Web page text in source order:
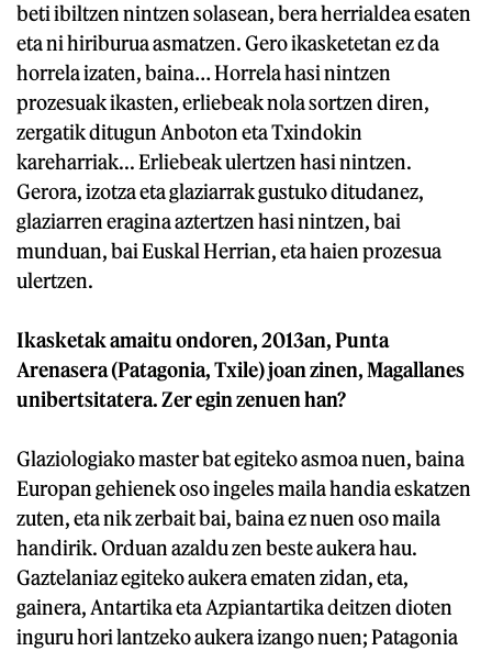
beti ibiltzen nintzen solasean, bera herrialdea esaten
eta ni hiriburua asmatzen. Gero ikasketetan ez da
horrela izaten, baina… Horrela hasi nintzen
prozesuak ikasten, erliebeak nola sortzen diren,
zergatik ditugun Anboton eta Txindokin
kareharriak... Erliebeak ulertzen hasi nintzen.
Gerora, izotza eta glaziarrak gustuko ditudanez,
glaziarren eragina aztertzen hasi nintzen, bai
munduan, bai Euskal Herrian, eta haien prozesua
ulertzen.
Ikasketak amaitu ondoren, 2013an, Punta
Arenasera (Patagonia, Txile) joan zinen, Magallanes
unibertsitatera. Zer egin zenuen han?
Glaziologiako master bat egiteko asmoa nuen, baina
Europan gehienek oso ingeles maila handia eskatzen
zuten, eta nik zerbait bai, baina ez nuen oso maila
handirik. Orduan azaldu zen beste aukera hau.
Gaztelaniaz egiteko aukera ematen zidan, eta,
gainera, Antartika eta Azpiantartika deitzen dioten
inguru hori lantzeko aukera izango nuen; Patagonia